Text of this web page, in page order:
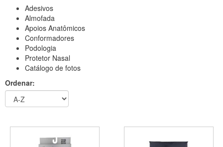
Adesivos
Almofada
Apoios Anatômicos
Conformadores
Podologia
Protetor Nasal
Catálogo de fotos
Ordenar: